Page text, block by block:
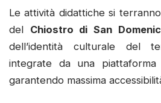
Le attività didattiche si
del Chiostro di San
dell’identità culturale del
integrate da una piattaforma
garantendo massima